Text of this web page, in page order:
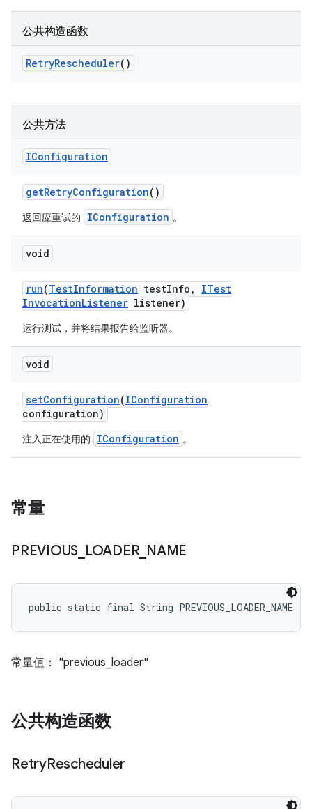
公共构造函数
RetryRescheduler()
公共方法
IConfiguration
getRetryConfiguration()
返回应重试的 IConfiguration 。
void
run(TestInformation testInfo ,
ITest
InvocationListener listener)
运行测试，并将结果报告给监听器。
void
setConfiguration(IConfiguration
configuration)
注入正在使用的 IConfiguration 。
常量
PREVIOUS LOADER_ NAME
public static final String PREVIOUS_LOADER_NAME
常量值： "previous_loader"
公共构造函数
RetryRescheduler